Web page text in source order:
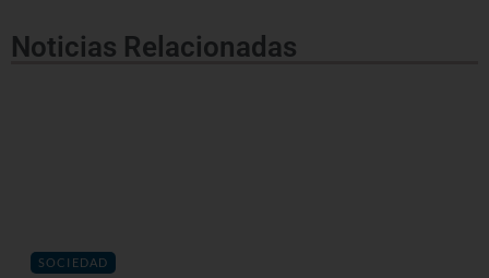
Noticias Relacionadas
SOCIEDAD